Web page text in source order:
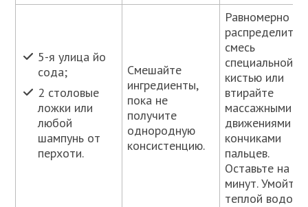
5-я улица йо
сода;
2 столовые
ложки или
любой
шампунь от
перхоти.
Смешайте
ингредиенты,
пока не
получите
однородную
консистенцию.
Равномерно
распределите
смесь
специальной
кистью или
втирайте
массажными
движениями
кончиками
пальцев.
Оставьте на 45
минут.
теплой водой.